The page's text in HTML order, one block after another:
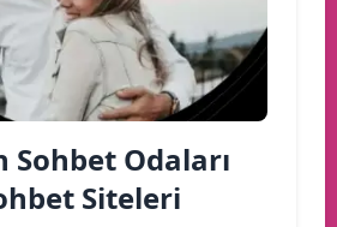
Sohbet Odaları
Siteleri